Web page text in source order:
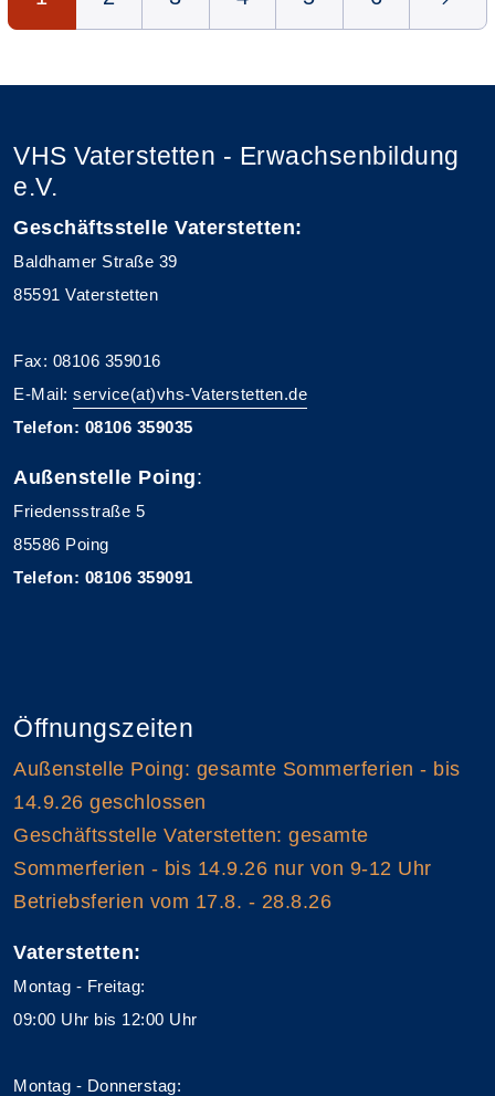
VHS Vaterstetten - Erwachsenbildung
e.V.
Geschäftsstelle Vaterstetten:
Baldhamer Straße 39
85591 Vaterstetten
Fax: 08106 359016
E-Mail: service(at)vhs-Vaterstetten.de
Telefon: 08106 359035
Außenstelle Poing:
Friedensstraße 5
85586 Poing
Telefon: 08106 359091
Öffnungszeiten
Außenstelle Poing: gesamte Sommerferien - bis
14.9.26 geschlossen
Geschäftsstelle Vaterstetten: gesamte
Sommerferien - bis 14.9.26 nur von 9-12 Uhr
Betriebsferien vom 17.8. - 28.8.26
Vaterstetten:
Montag - Freitag:
09:00 Uhr bis 12:00 Uhr
Montag - Donnerstag: